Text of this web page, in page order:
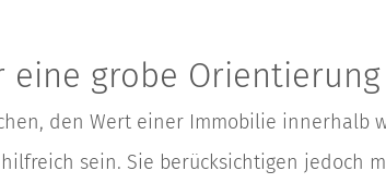
grobe
den Wert einer Immobilie innerhalb
sein. Sie berücksichtigen jedoch